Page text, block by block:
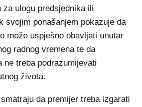
ulogu predsjednika ili
svojim ponašanjem pokazuje da
može uspješno obavljati unutar
radnog vremena te da
ne treba podrazumijevati
života.
da premijer treba izgarati